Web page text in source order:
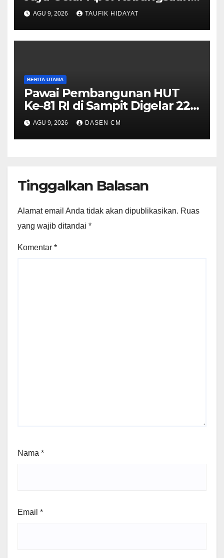
“Jaga Jakarta untuk
Indonesia
AGU 9, 2026 TAUFIK HIDAYAT
BERITA UTAMA
Pawai Pembangunan HUT
Ke-81 RI di Sampit Digelar 22
Agustus 2026, Ini Rute dan
Cara Daftarnya
AGU 9, 2026 DASEN CM
Tinggalkan Balasan
Alamat email Anda tidak akan dipublikasikan. Ruas
yang wajib ditandai *
Komentar *
Nama *
Email *